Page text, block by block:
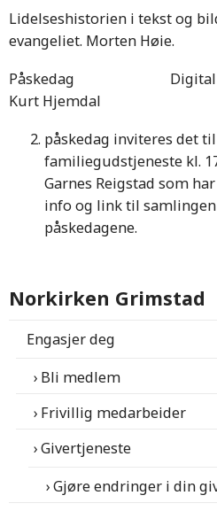
Lidelseshistorien i tekst og
evangeliet. Morten Høie.
Påskedag Digital
Kurt Hjemdal
påskedag inviteres det
familiegudstjeneste kl.
Garnes Reigstad som
info og link til
påskedagene.
Norkirken Grimstad
Engasjer deg
Bli medlem
Frivillig medarbeider
Givertjeneste
Gjøre endringer i din